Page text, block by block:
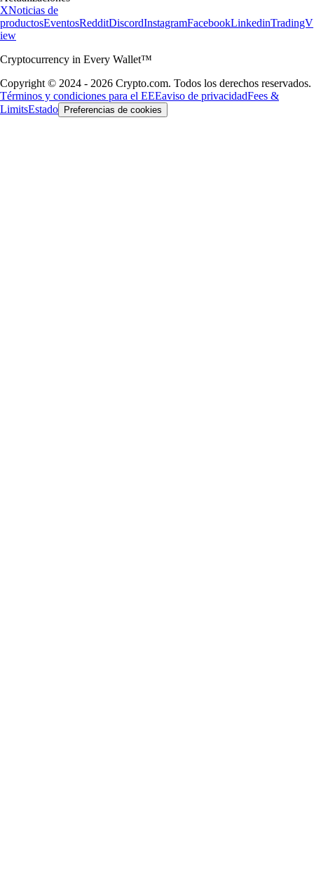
XNoticias de
productosEventosRedditDiscordInstagramFacebookLinkedinTradingV
iew
Cryptocurrency in Every Wallet™
Copyright © 2024 - 2026 Crypto.com. Todos los derechos reservados.
Términos y condiciones para el EEEaviso de privacidadFees &
LimitsEstado Preferencias de cookies